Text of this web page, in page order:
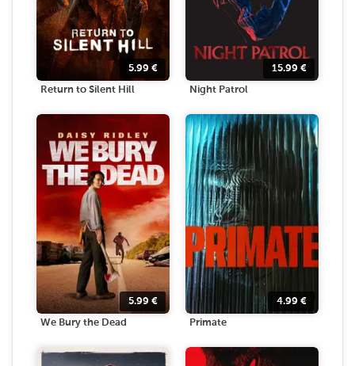
5.99 €
Return to Silent Hill
15.99 €
Night Patrol
5.99 €
We Bury the Dead
4.99 €
Primate